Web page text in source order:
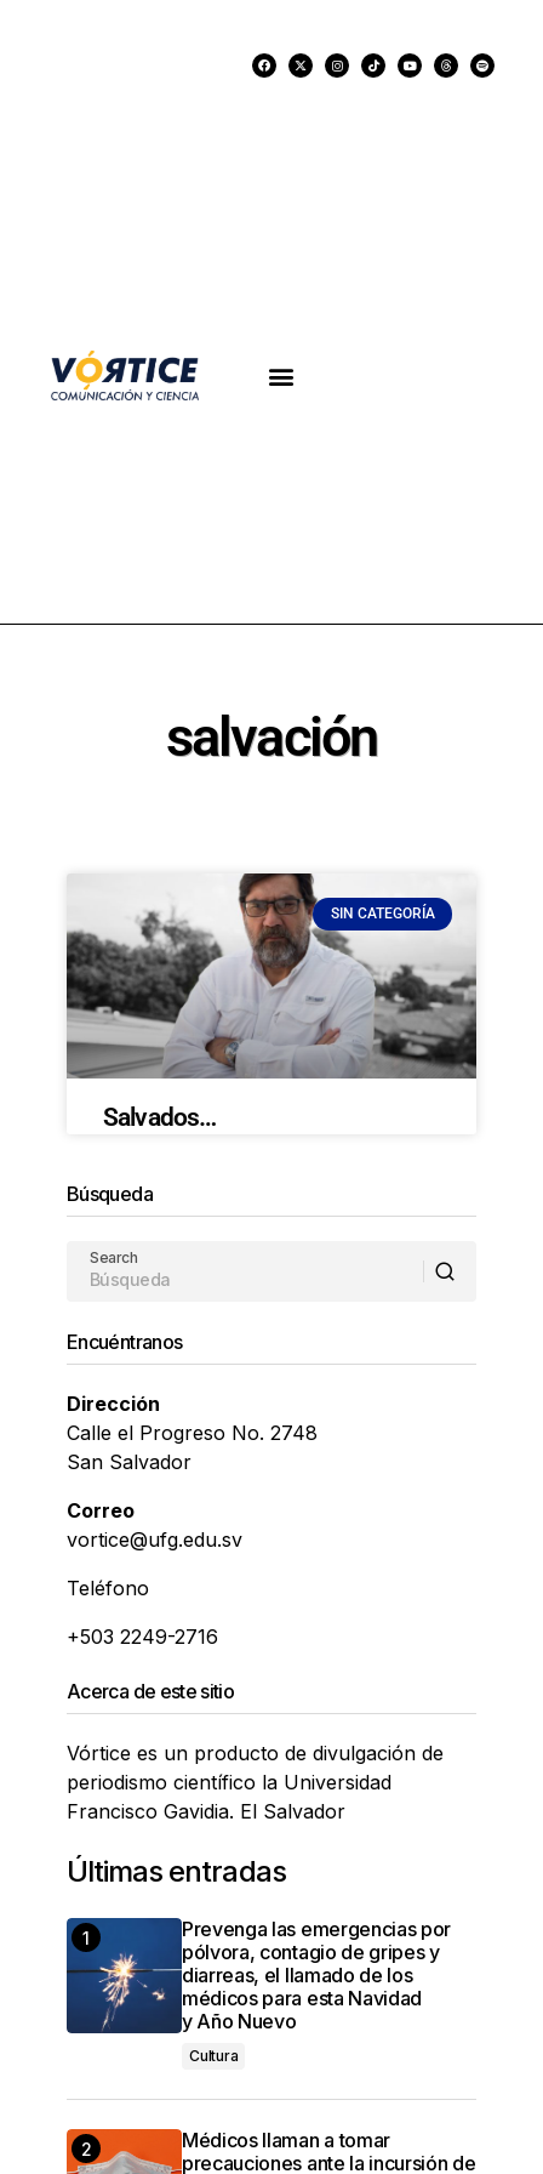
salvación
SIN CATEGORÍA
Salvados…
Búsqueda
Search
Encuéntranos
Dirección
Calle el Progreso No. 2748
San Salvador
Correo
vortice@ufg.edu.sv
Teléfono
+503 2249-2716
Acerca de este sitio
Vórtice es un producto de divulgación de
periodismo científico la Universidad
Francisco Gavidia. El Salvador
Últimas entradas
Prevenga las emergencias por
pólvora, contagio de gripes y
diarreas, el llamado de los
médicos para esta Navidad
y Año Nuevo
Cultura
Médicos llaman a tomar
precauciones ante la incursión de